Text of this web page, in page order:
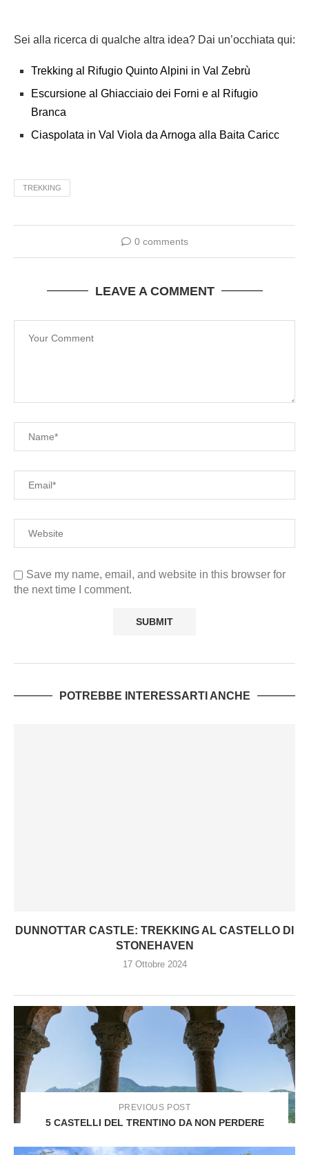
Sei alla ricerca di qualche altra idea? Dai un’occhiata qui:
Trekking al Rifugio Quinto Alpini in Val Zebrù
Escursione al Ghiacciaio dei Forni e al Rifugio
Branca
Ciaspolata in Val Viola da Arnoga alla Baita Caricc
TREKKING
0 comments
LEAVE A COMMENT
Save my name, email, and website in this browser for
the next time I comment.
POTREBBE INTERESSARTI ANCHE
DUNNOTTAR CASTLE: TREKKING AL CASTELLO DI
STONEHAVEN
17 Ottobre 2024
PREVIOUS POST
5 CASTELLI DEL TRENTINO DA NON PERDERE